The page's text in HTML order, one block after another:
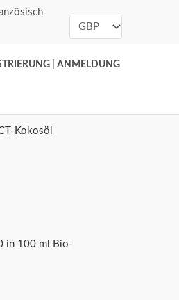
| ANMELDUNG
Kokosöl
in 100 ml Bio-